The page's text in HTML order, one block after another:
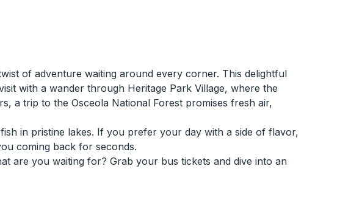
of adventure waiting around every corner. This delightful
with a wander through Heritage Park Village, where the
a trip to the Osceola National Forest promises fresh air,
in pristine lakes. If you prefer your day with a side of flavor,
coming back for seconds.
are you waiting for? Grab your bus tickets and dive into an